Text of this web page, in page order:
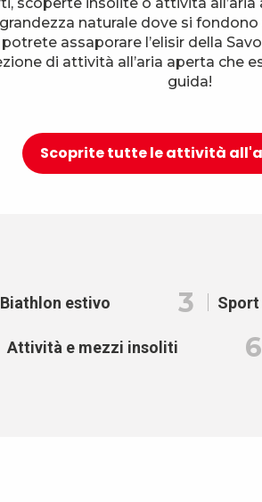
naturale dove si
assaporare l’elisir della
di attività all’aria aperta che
guida!
Scoprite tutte le attività
Biathlon estivo 3 Sport
Attività e mezzi insoliti 6